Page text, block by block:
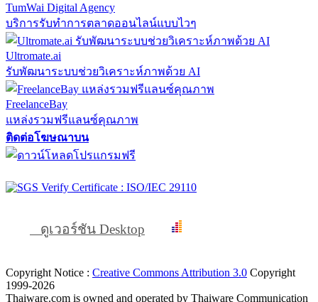
TumWai Digital Agency
บริการรับทำการตลาดออนไลน์แบบไวๆ
Ultromate.ai
รับพัฒนาระบบช่วยวิเคราะห์ภาพด้วย AI
FreelanceBay
แหล่งรวมฟรีแลนซ์คุณภาพ
ติดต่อโฆษณาบน
ดูเวอร์ชัน Desktop
Copyright Notice : Creative Commons Attribution 3.0 Copyright
1999-2026
Thaiware.com is owned and operated by Thaiware Communication